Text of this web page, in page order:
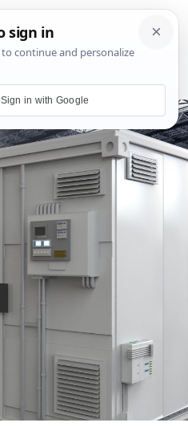
Sign in with Google